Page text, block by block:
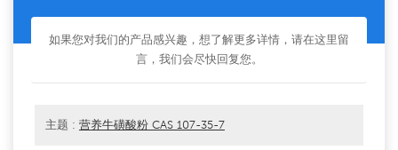
如果您对我们的产品感兴趣，想了解更多详情，请在这里留
言，我们会尽快回复您。
主题 : 营养牛磺酸粉 CAS 107-35-7